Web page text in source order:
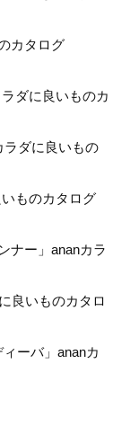
カタログ
ダに良いものカ
ラダに良いもの
いものカタログ
ナー」ananカラ
良いものカタロ
ーバ」ananカ